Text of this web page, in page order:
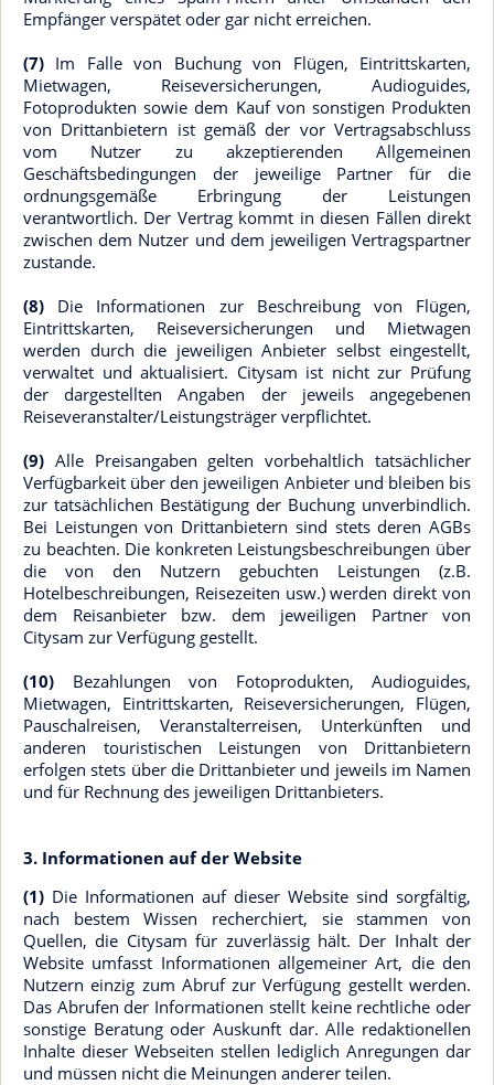
Empfänger verspätet oder gar nicht erreichen.
(7) Im Falle von Buchung von Flügen, Eintrittskarten,
Mietwagen, Reiseversicherungen, Audioguides,
Fotoprodukten sowie dem Kauf von sonstigen Produkten
von Drittanbietern ist gemäß der vor Vertragsabschluss
vom Nutzer zu akzeptierenden Allgemeinen
Geschäftsbedingungen der jeweilige Partner für die
ordnungsgemäße Erbringung der Leistungen
verantwortlich. Der Vertrag kommt in diesen Fällen direkt
zwischen dem Nutzer und dem jeweiligen Vertragspartner
zustande.
(8) Die Informationen zur Beschreibung von Flügen,
Eintrittskarten, Reiseversicherungen und Mietwagen
werden durch die jeweiligen Anbieter selbst eingestellt,
verwaltet und aktualisiert. Citysam ist nicht zur Prüfung
der dargestellten Angaben der jeweils angegebenen
Reiseveranstalter/Leistungsträger verpflichtet.
(9) Alle Preisangaben gelten vorbehaltlich tatsächlicher
Verfügbarkeit über den jeweiligen Anbieter und bleiben bis
zur tatsächlichen Bestätigung der Buchung unverbindlich.
Bei Leistungen von Drittanbietern sind stets deren AGBs
zu beachten. Die konkreten Leistungsbeschreibungen über
die von den Nutzern gebuchten Leistungen (z.B.
Hotelbeschreibungen, Reisezeiten usw.) werden direkt von
dem Reisanbieter bzw. dem jeweiligen Partner von
Citysam zur Verfügung gestellt.
(10) Bezahlungen von Fotoprodukten, Audioguides,
Mietwagen, Eintrittskarten, Reiseversicherungen, Flügen,
Pauschalreisen, Veranstalterreisen, Unterkünften und
anderen touristischen Leistungen von Drittanbietern
erfolgen stets über die Drittanbieter und jeweils im Namen
und für Rechnung des jeweiligen Drittanbieters.
3. Informationen auf der Website
(1) Die Informationen auf dieser Website sind sorgfältig,
nach bestem Wissen recherchiert, sie stammen von
Quellen, die Citysam für zuverlässig hält. Der Inhalt der
Website umfasst Informationen allgemeiner Art, die den
Nutzern einzig zum Abruf zur Verfügung gestellt werden.
Das Abrufen der Informationen stellt keine rechtliche oder
sonstige Beratung oder Auskunft dar. Alle redaktionellen
Inhalte dieser Webseiten stellen lediglich Anregungen dar
und müssen nicht die Meinungen anderer teilen.